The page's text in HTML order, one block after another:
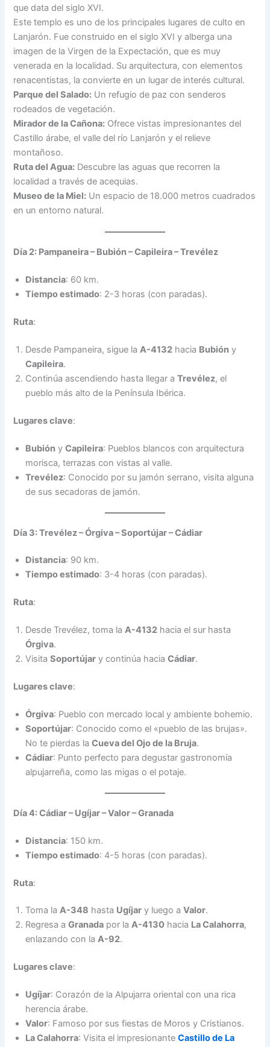
que data del siglo XVI.
Este templo es uno de los principales lugares de culto en
Lanjarón. Fue construido en el siglo XVI y alberga una
imagen de la Virgen de la Expectación, que es muy
venerada en la localidad. Su arquitectura, con elementos
renacentistas, la convierte en un lugar de interés cultural.
Parque del Salado: Un refugio de paz con senderos
rodeados de vegetación.
Mirador de la Cañona: Ofrece vistas impresionantes del
Castillo árabe, el valle del río Lanjarón y el relieve
montañoso.
Ruta del Agua: Descubre las aguas que recorren la
localidad a través de acequias.
Museo de la Miel: Un espacio de 18.000 metros cuadrados
en un entorno natural.
Día 2: Pampaneira – Bubión – Capileira – Trevélez
Distancia: 60 km.
Tiempo estimado: 2-3 horas (con paradas).
Ruta:
Desde Pampaneira, sigue laA-4132 hacia Bubión y
Capileira.
Continúa ascendiendo hasta llegar aTrevélez, el
pueblo más alto de la Península Ibérica.
Lugares clave:
Bubión yCapileira: Pueblos blancos con arquitectura
morisca, terrazas con vistas al valle.
Trevélez: Conocido por su jamón serrano, visita alguna
de sus secadoras de jamón.
Día 3: Trevélez – Órgiva – Soportújar – Cádiar
Distancia: 90 km.
Tiempo estimado: 3-4 horas (con paradas).
Ruta:
Desde Trevélez, toma laA-4132 hacia el sur hasta
Órgiva.
VisitaSoportújar y continúa haciaCádiar.
Lugares clave:
Órgiva: Pueblo con mercado local y ambiente bohemio.
Soportújar: Conocido como el «pueblo de las brujas».
No te pierdas laCueva del Ojo de la Bruja.
Cádiar: Punto perfecto para degustar gastronomía
alpujarreña, como las migas o el potaje.
Día 4: Cádiar – Ugíjar – Valor – Granada
Distancia: 150 km.
Tiempo estimado: 4-5 horas (con paradas).
Ruta:
Toma laA-348 hasta Ugíjar y luego aValor.
Regresa aGranada por laA-4130 hacia La Calahorra,
enlazando con laA-92.
Lugares clave:
Ugíjar: Corazón de la Alpujarra oriental con una rica
herencia árabe.
Valor: Famoso por sus fiestas de Moros y Cristianos.
La Calahorra: Visita el impresionanteCastillo de La